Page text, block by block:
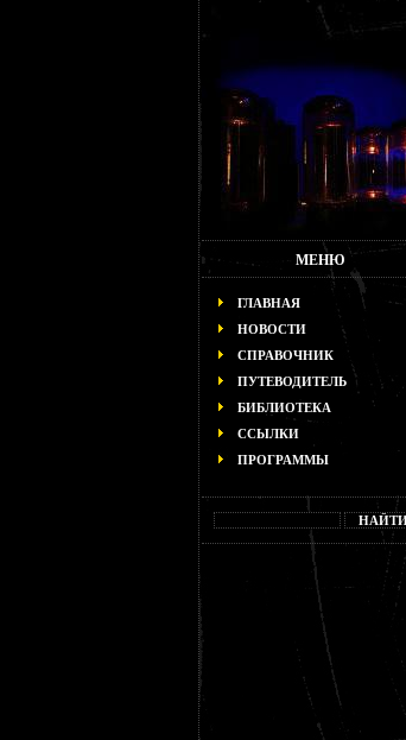
МЕНЮ
ГЛАВНАЯ
НОВОСТИ
СПРАВОЧНИК
ПУТЕВОДИТЕЛЬ
БИБЛИОТЕКА
ССЫЛКИ
ПРОГРАММЫ